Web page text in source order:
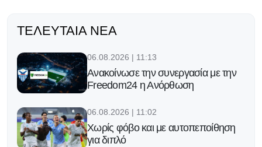
ΤΕΛΕΥΤΑΊΑ ΝΈΑ
06.08.2026 | 11:13
Ανακοίνωσε την συνεργασία με την
Freedom24 η Ανόρθωση
06.08.2026 | 11:02
Χωρίς φόβο και με αυτοπεποίθηση
για διπλό